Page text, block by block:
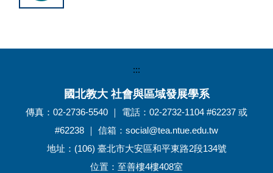
:::
國北教大 社會與區域發展學系
傳真：02-2736-5540 ｜ 電話：02-2732-1104 #62237 或
#62238 ｜ 信箱：social@tea.ntue.edu.tw
地址：(106) 臺北市大安區和平東路2段134號
位置：至善樓4樓408室